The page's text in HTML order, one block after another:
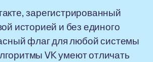
зарегистрированный
историей и без единого
флаг для любой системы
VK умеют отличать